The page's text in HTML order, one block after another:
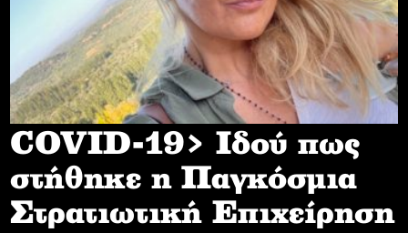
COVID-19> Iδού πως
στήθηκε η Παγκόσμια
Στρατιωτική Επιχείρηση